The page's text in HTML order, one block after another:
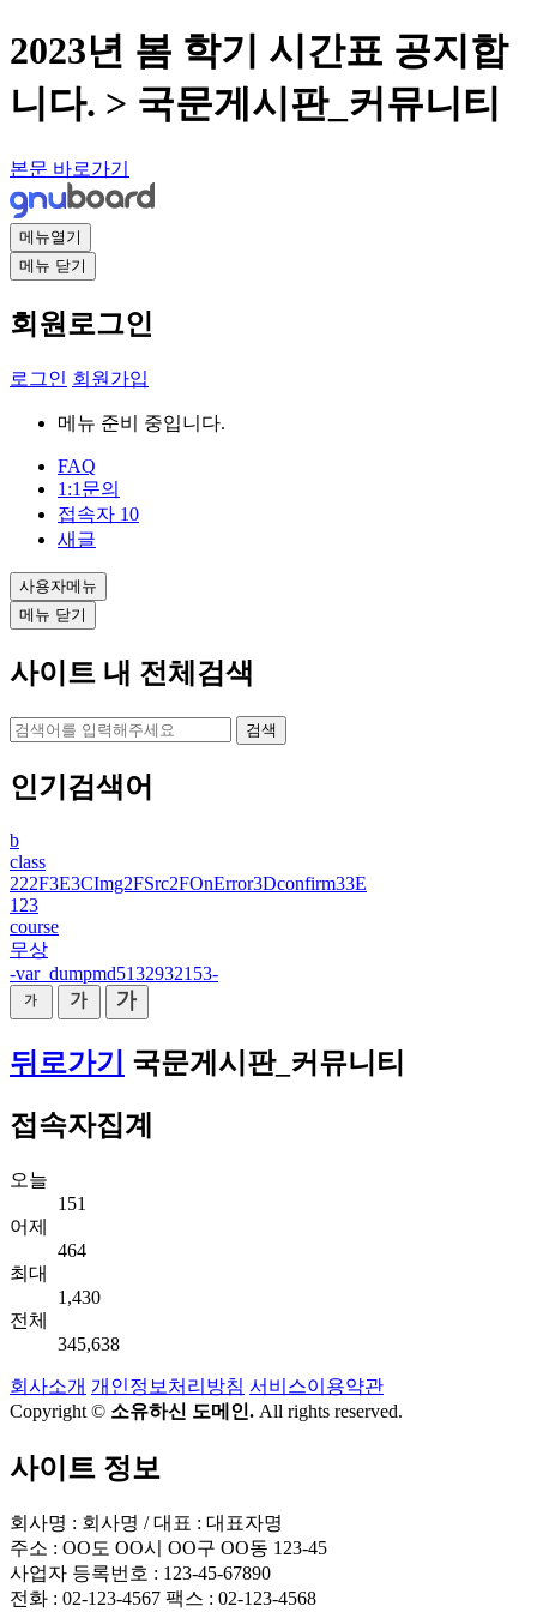
2023년 봄 학기 시간표 공지합
니다. > 국문게시판_커뮤니티
본문 바로가기
메뉴열기
메뉴 닫기
회원로그인
로그인 회원가입
메뉴 준비 중입니다.
FAQ
1:1문의
접속자 10
새글
사용자메뉴
메뉴 닫기
사이트 내 전체검색
검색
인기검색어
b
class
222F3E3CImg2FSrc2FOnError3Dconfirm33E
123
course
무상
-var_dumpmd5132932153-
뒤로가기
국문게시판_커뮤니티
접속자집계
오늘
151
어제
464
최대
1,430
전체
345,638
회사소개 개인정보처리방침 서비스이용약관
Copyright © 소유하신 도메인. All rights reserved.
사이트 정보
회사명 : 회사명 / 대표 : 대표자명
주소 : OO도 OO시 OO구 OO동 123-45
사업자 등록번호 : 123-45-67890
전화 : 02-123-4567 팩스 : 02-123-4568